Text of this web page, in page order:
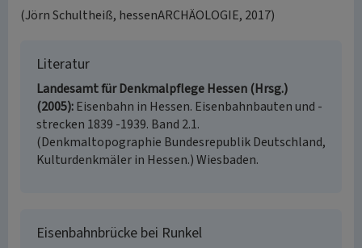
(Jörn Schultheiß, hessenARCHÄOLOGIE, 2017)
Literatur
Landesamt für Denkmalpflege Hessen (Hrsg.)
(2005) Eisenbahn in Hessen. Eisenbahnbauten und -
strecken 1839 -1939. Band 2.1.
(Denkmaltopographie Bundesrepublik Deutschland,
Kulturdenkmäler in Hessen.) Wiesbaden.
Eisenbahnbrücke bei Runkel